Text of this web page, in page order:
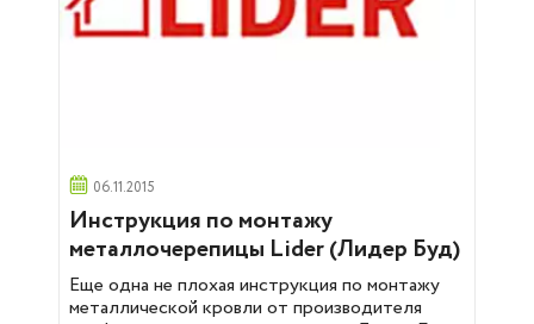
06.11.2015
Инструкция по монтажу
металлочерепицы Lider (Лидер Буд)
Еще одна не плохая инструкция по монтажу
металлической кровли от производителя